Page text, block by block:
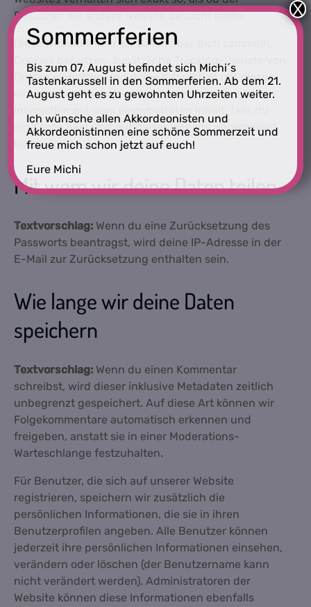
Besucher die andere Website besucht hätte.
Diese Websites können Daten über dich sammeln,
Cookies benutzen, zusätzliche Tracking-Dienste von
Dritten einbetten und deine Interaktion mit diesem
eingebetteten Inhalt aufzeichnen, inklusive deiner
ein Konto hast und auf dieser Website angemeldet
bist.
Mit wem wir deine Daten teilen
Textvorschlag: Wenn du eine Zurücksetzung des
Passworts beantragst, wird deine IP-Adresse in der
E-Mail zur Zurücksetzung enthalten sein.
Wie lange wir deine Daten
speichern
Textvorschlag: Wenn du einen Kommentar
schreibst, wird dieser inklusive Metadaten zeitlich
unbegrenzt gespeichert. Auf diese Art können wir
Folgekommentare automatisch erkennen und
freigeben, anstatt sie in einer Moderations-
Warteschlange festzuhalten.
Für Benutzer, die sich auf unserer Website
registrieren, speichern wir zusätzlich die
persönlichen Informationen, die sie in ihren
Benutzerprofilen angeben. Alle Benutzer können
jederzeit ihre persönlichen Informationen einsehen,
verändern oder löschen (der Benutzername kann
nicht verändert werden). Administratoren der
Website können diese Informationen ebenfalls
Sommerferien
Bis zum 07. August befindet sich Michi´s
Tastenkarussell in den Sommerferien. Ab dem 21.
August geht es zu gewohnten Uhrzeiten weiter.
Ich wünsche allen Akkordeonisten und
Akkordeonistinnen eine schöne Sommerzeit und
freue mich schon jetzt auf euch!
Eure Michi
X